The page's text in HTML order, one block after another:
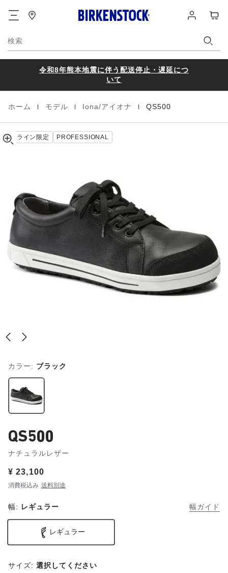
グ
ー
検索
令和8年熊本地震に伴う配送停止・遅延につ
いて
Homepage
ホーム モデル Iona/アイオナ QS500
500
Natural
オンライン限定 PROFESSIONAL
カラー: ブラック
QS500
ナチュラルレザー
Price:
¥ 23,100
消費税込み 送料別途
幅: レギュラー 幅ガイド
レギュラー
サイズ: 選択してください
about
product